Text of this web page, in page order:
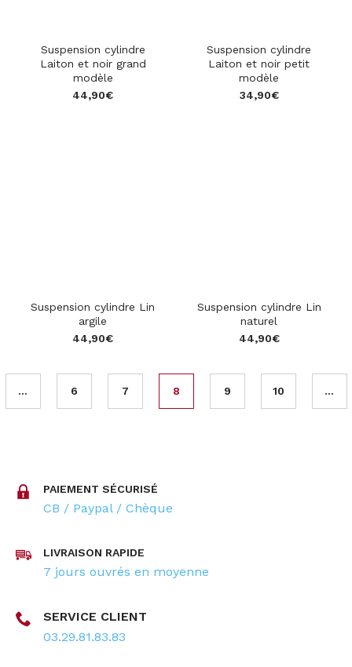
Suspension cylindre
Laiton et noir grand
modèle
44,90€
Suspension cylindre
Laiton et noir petit
modèle
34,90€
Suspension cylindre Lin
argile
44,90€
Suspension cylindre Lin
naturel
44,90€
... 6 7 8 9 10 ...
PAIEMENT SÉCURISÉ
CB / Paypal / Chèque
LIVRAISON RAPIDE
7 jours ouvrés en moyenne
SERVICE CLIENT
03.29.81.83.83